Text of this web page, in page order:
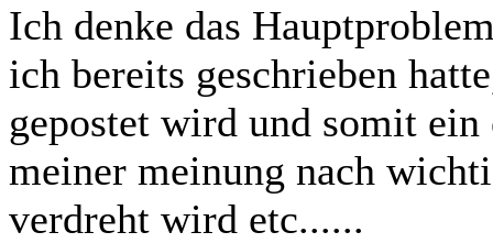
Ich denke das
ich bereits geschrieben
gepostet wird und somit
meiner meinung nach
verdreht wird etc......